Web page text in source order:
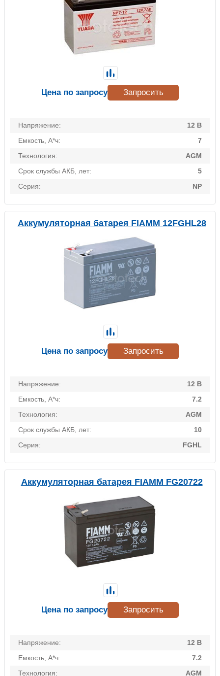
Напряжение:
12 В
Емкость, А*ч:
7
Технология:
AGM
Срок службы АКБ, лет:
5
Серия:
NP
Цена по запросу Запросить
Аккумуляторная батарея FIAMM 12FGHL28
Напряжение:
12 В
Емкость, А*ч:
7.2
Технология:
AGM
Срок службы АКБ, лет:
10
Серия:
FGHL
Цена по запросу Запросить
Аккумуляторная батарея FIAMM FG20722
Напряжение:
12 В
Емкость, А*ч:
7.2
Технология:
AGM
Цена по запросу Запросить